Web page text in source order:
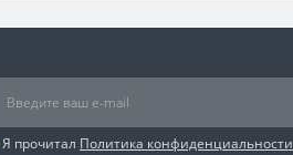
Я прочитал Политика конфиденциальности